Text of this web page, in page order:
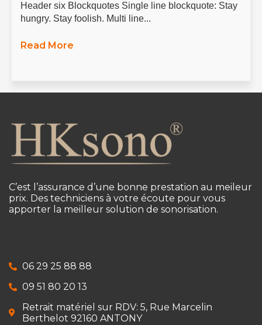
Header six Blockquotes Single line blockquote: Stay
hungry. Stay foolish. Multi line...
Read More
C’est l’assurance d’une bonne prestation au meileur
prix. Des techniciens à votre écoute pour vous
apporter la meilleur solution de sonorisation.
06 29 25 88 88
09 51 80 20 13
Retrait matériel sur RDV: 5, Rue Marcelin
Berthelot 92160 ANTONY